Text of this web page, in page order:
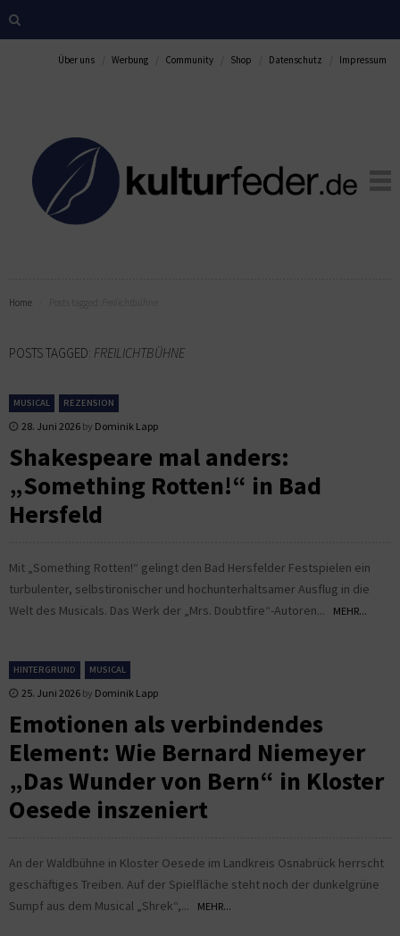
Über uns Werbung Community Shop Datenschutz Impressum
Home
POSTS TAGGED: FREILICHTBÜHNE
MUSICAL REZENSION
28. Juni 2026 by Dominik Lapp
Shakespeare mal anders:
„Something Rotten!“ in Bad
Hersfeld
Mit „Something Rotten!“ gelingt den Bad Hersfelder Festspielen ein
turbulenter, selbstironischer und hochunterhaltsamer Ausflug in die
Welt des Musicals. Das Werk der „Mrs. Doubtfire“-Autoren...
MEHR...
HINTERGRUND MUSICAL
25. Juni 2026 by Dominik Lapp
Emotionen als verbindendes
Element: Wie Bernard Niemeyer
„Das Wunder von Bern“ in Kloster
Oesede inszeniert
An der Waldbühne in Kloster Oesede im Landkreis Osnabrück herrscht
geschäftiges Treiben. Auf der Spielfläche steht noch der dunkelgrüne
Sumpf aus dem Musical „Shrek“,...
MEHR...